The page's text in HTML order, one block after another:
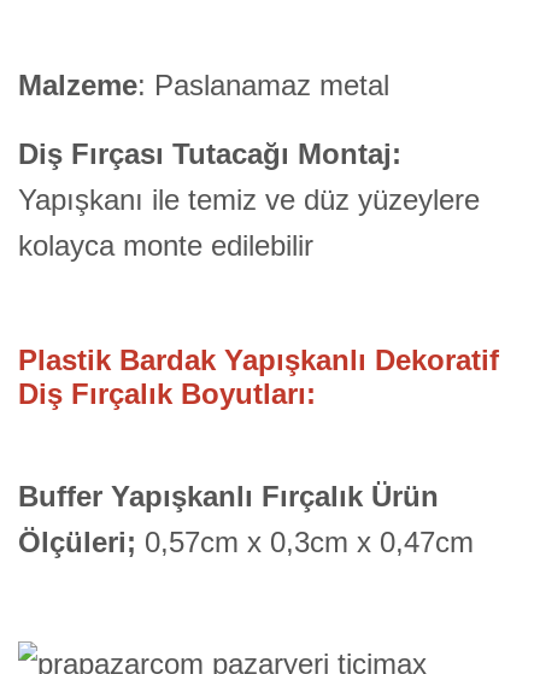
Malzeme: Paslanamaz metal
Diş Fırçası Tutacağı Montaj:
Yapışkanı ile temiz ve düz yüzeylere
kolayca monte edilebilir
Plastik Bardak Yapışkanlı Dekoratif
Diş Fırçalık Boyutları:
Buffer Yapışkanlı Fırçalık Ürün
Ölçüleri; 0,57cm x 0,3cm x 0,47cm